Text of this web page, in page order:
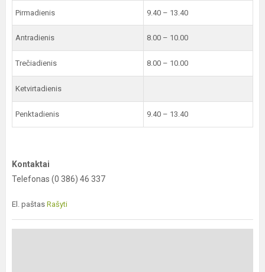
Pirmadienis 9.40 – 13.40
Antradienis 8.00 – 10.00
Trečiadienis 8.00 – 10.00
Ketvirtadienis
Penktadienis 9.40 – 13.40
Kontaktai
Telefonas (0 386) 46 337
El. paštas Rašyti